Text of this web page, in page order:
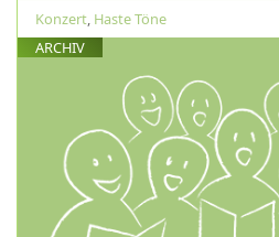
Konzert, Haste Töne
ARCHIV